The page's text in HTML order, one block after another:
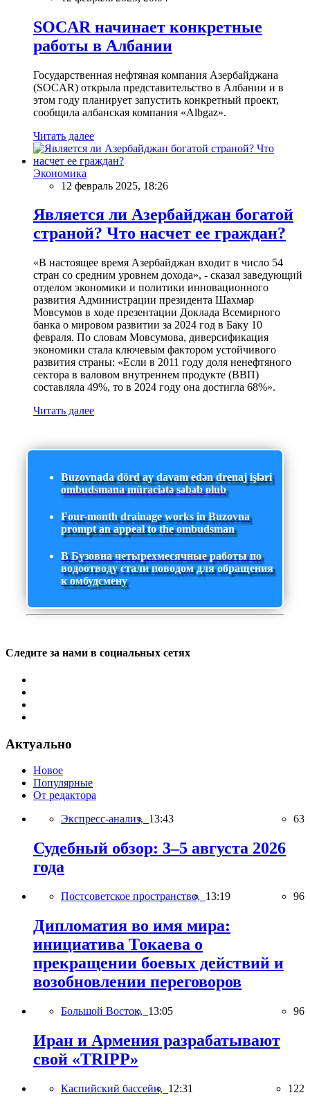
SOCAR начинает конкретные
работы в Албании
Государственная нефтяная компания Азербайджана
(SOCAR) открыла представительство в Албании и в
этом году планирует запустить конкретный проект,
сообщила албанская компания «Albgaz».
Читать далее
Экономика
12 февраль 2025, 18:26
Является ли Азербайджан богатой
страной? Что насчет ее граждан?
«В настоящее время Азербайджан входит в число 54
стран со средним уровнем дохода», - сказал заведующий
отделом экономики и политики инновационного
развития Администрации президента Шахмар
Мовсумов в ходе презентации Доклада Всемирного
банка о мировом развитии за 2024 год в Баку 10
февраля. По словам Мовсумова, диверсификация
экономики стала ключевым фактором устойчивого
развития страны: «Если в 2011 году доля ненефтяного
сектора в валовом внутреннем продукте (ВВП)
составляла 49%, то в 2024 году она достигла 68%».
Читать далее
Buzovnada dörd ay davam edən drenaj işləri
ombudsmana müraciətə səbəb olub
Four-month drainage works in Buzovna
prompt an appeal to the ombudsman
В Бузовна четырехмесячные работы по
водоотводу стали поводом для обращения
к омбудсмену
Следите за нами в социальных сетях
Актуально
Новое
Популярные
От редактора
Экспресс-анализ, 13:43 63
Судебный обзор: 3–5 августа 2026
года
Постсоветское пространство, 13:19 96
Дипломатия во имя мира:
инициатива Токаева о
прекращении боевых действий и
возобновлении переговоров
Большой Восток, 13:05 96
Иран и Армения разрабатывают
свой «TRIPP»
Каспийский бассейн, 12:31 122